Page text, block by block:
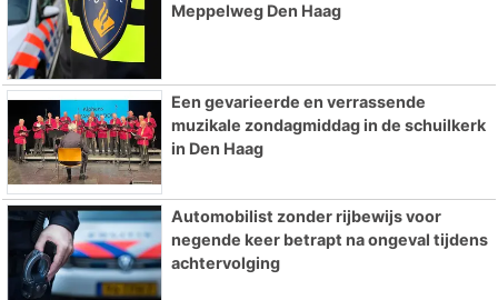
Meppelweg Den Haag
Een gevarieerde en verrassende
muzikale zondagmiddag in de schuilkerk
in Den Haag
Automobilist zonder rijbewijs voor
negende keer betrapt na ongeval tijdens
achtervolging